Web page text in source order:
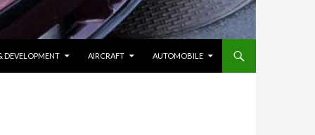
DEVELOPMENT AIRCRAFT AUTOMOBILE